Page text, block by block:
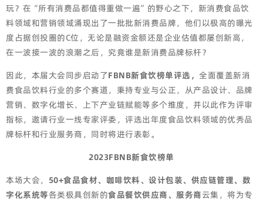
玩？在“所有消费品都值得重做一遍”的野心之下，新消费食品饮
料领域和营销领域涌现出了一批批新消费品牌，他们以极高的曝光
度占据创投圈的C位，无论是融资金额还是企业估值都屡创新高，
在一波接一波的浪潮之后，究竟谁是新消费品牌标杆？
因此，本届大会同步启动了FBNB新食饮榜单评选， 全面覆盖新消
费食品饮料行业的多个赛道，秉持专业与公正，从产品设计、品牌
营销、数字化增长、上下产业链赋能等多个维度，并以此作为评审
指标，邀请行业一线专家评委，评选出年度食品饮料领域的优秀品
牌标杆和行业服务商，同时将进行表彰。
2023FBNB新食饮榜单
本场大会， 50+食品食材、咖啡饮料、设计包装、供应链管理、数
字化系统等各类极具创新的食品餐饮供应商、服务商云集，将为专